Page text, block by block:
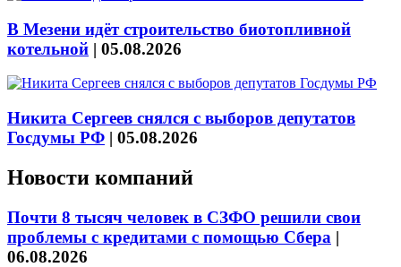
В Мезени идёт строительство биотопливной
котельной | 05.08.2026
Никита Сергеев снялся с выборов депутатов
Госдумы РФ | 05.08.2026
Новости компаний
Почти 8 тысяч человек в СЗФО решили свои
проблемы с кредитами с помощью Сбера |
06.08.2026